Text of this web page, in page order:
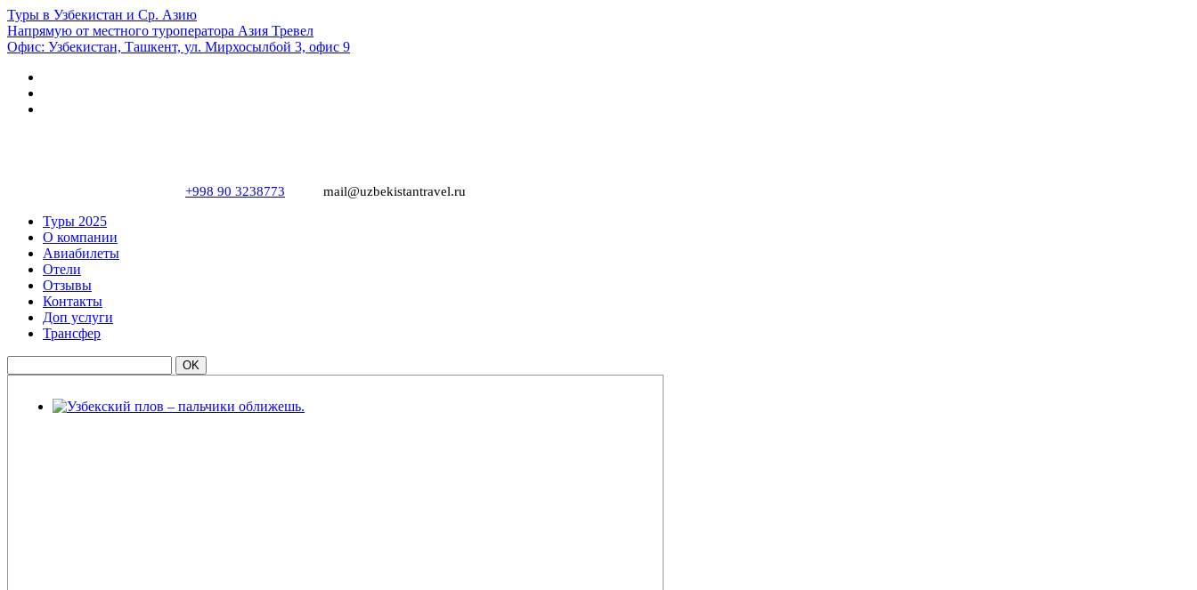
Туры в Узбекистан и Ср. Азию
Напрямую от местного туроператора Азия Тревел
Офис: Узбекистан, Ташкент, ул. Мирхосылбой 3, офис 9
+998 90 3238773 mail@uzbekistantravel.ru
Туры 2025
О компании
Авиабилеты
Отели
Отзывы
Контакты
Доп услуги
Трансфер